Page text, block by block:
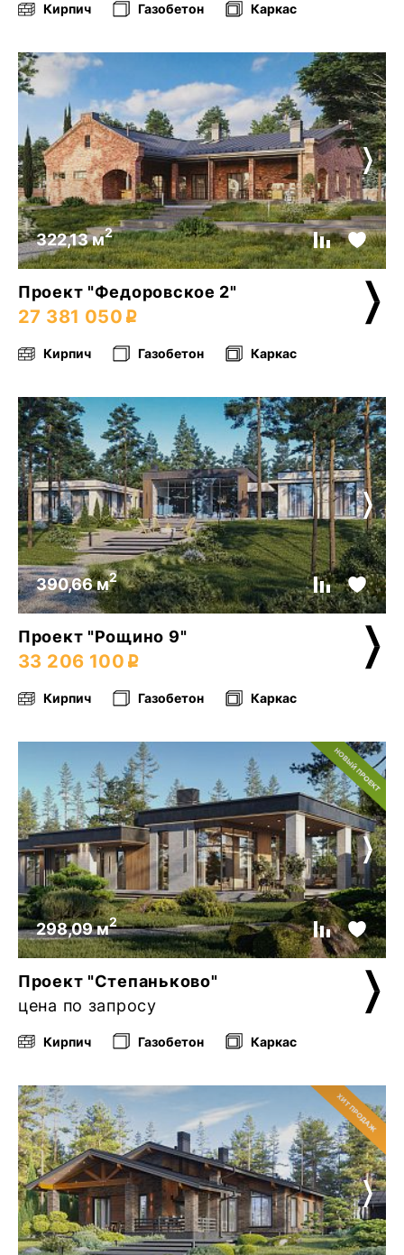
Кирпич Газобетон Каркас
322,13 м2
Проект "Федоровское 2"
27 381 050
Кирпич Газобетон Каркас
390,66 м2
Проект "Рощино 9"
33 206 100
Кирпич Газобетон Каркас
298,09 м2
Проект "Степаньково"
цена по запросу
Кирпич Газобетон Каркас